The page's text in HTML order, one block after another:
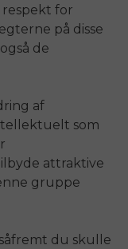
for
på disse
de
af
som
attraktive
gruppe
du skulle